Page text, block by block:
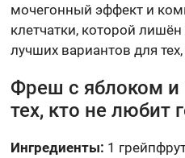
мочегонный эффект и
клетчатки, которой
лучших вариантов для
Фреш с яблоком и
тех, кто не любит
Ингредиенты: 1